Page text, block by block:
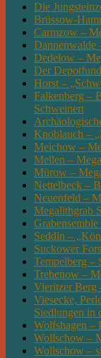
Die
Brüssow-
Carmzow –
Dannenwalde
Dedelow –
Der
Horst –
Falkenberg –
Schweinert
Knoblauch –
Meichow –
Mellen –
Mürow –
Nettelbeck –
Neuenfeld –
Megalithgrab
Seddin –
Suckower
Tempelberg –
Trebenow –
Vieritzer Berg
Viesecke,
Siedlungen in
Wolfshagen –
Wollschow –
Wollschow –